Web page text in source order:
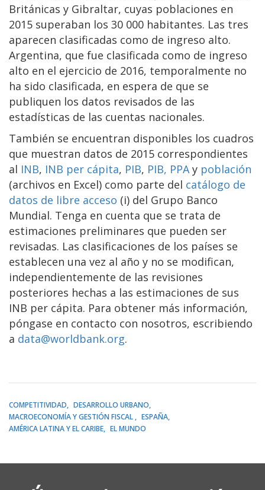
Británicas y Gibraltar, cuyas poblaciones en
2015 superaban los 30 000 habitantes. Las tres
aparecen clasificadas como de ingreso alto.
Argentina, que fue clasificada como de ingreso
alto en el ejercicio de 2016, temporalmente no
ha sido clasificada, en espera de que se
publiquen los datos revisados de las
estadísticas de las cuentas nacionales.
También se encuentran disponibles los cuadros
que muestran datos de 2015 correspondientes
al INB, INB per cápita, PIB, PIB, PPA y población
(archivos en Excel) como parte del catálogo de
datos de libre acceso (i) del Grupo Banco
Mundial. Tenga en cuenta que se trata de
estimaciones preliminares que pueden ser
revisadas. Las clasificaciones de los países se
establecen una vez al año y no se modifican,
independientemente de las revisiones
posteriores hechas a las estimaciones de sus
INB per cápita. Para obtener más información,
póngase en contacto con nosotros, escribiendo
a data@worldbank.org.
COMPETITIVIDAD
DESARROLLO URBANO
MACROECONOMÍA Y GESTIÓN FISCAL
ESPAÑA
AMÉRICA LATINA Y EL CARIBE
EL MUNDO